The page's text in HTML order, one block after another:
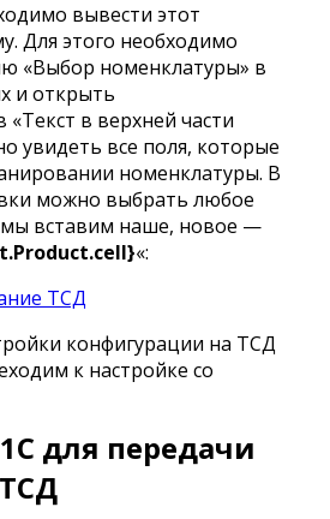
вывести этот
Для этого необходимо
«Выбор номенклатуры» в
и открыть
«Текст в верхней части
увидеть все поля, которые
номенклатуры. В
можно выбрать любое
мы вставим наше, новое —
«:
конфигурации на ТСД
к настройке со
для передачи